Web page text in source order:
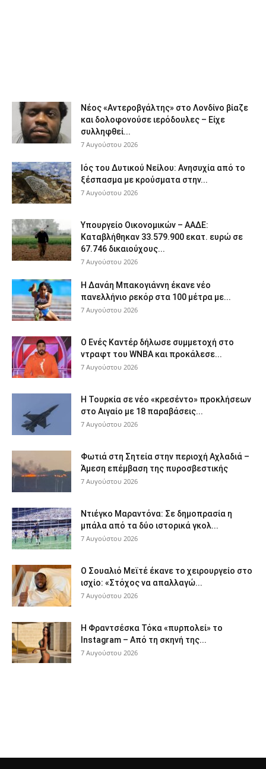
Νέος «Αντεροβγάλτης» στο Λονδίνο βίαζε
και δολοφονούσε ιερόδουλες – Είχε
συλληφθεί...
7 Αυγούστου 2026
Ιός του Δυτικού Νείλου: Ανησυχία από το
ξέσπασμα με κρούσματα στην...
7 Αυγούστου 2026
Υπουργείο Οικονομικών – ΑΑΔΕ:
Καταβλήθηκαν 33.579.900 εκατ. ευρώ σε
67.746 δικαιούχους...
7 Αυγούστου 2026
Η Δανάη Μπακογιάννη έκανε νέο
πανελλήνιο ρεκόρ στα 100 μέτρα με...
7 Αυγούστου 2026
Ο Ενές Καντέρ δήλωσε συμμετοχή στο
ντραφτ του WNBA και προκάλεσε...
7 Αυγούστου 2026
Η Τουρκία σε νέο «κρεσέντο» προκλήσεων
στο Αιγαίο με 18 παραβάσεις...
7 Αυγούστου 2026
Φωτιά στη Σητεία στην περιοχή Αχλαδιά –
Άμεση επέμβαση της πυροσβεστικής
7 Αυγούστου 2026
Ντιέγκο Μαραντόνα: Σε δημοπρασία η
μπάλα από τα δύο ιστορικά γκολ...
7 Αυγούστου 2026
Ο Σουαλιό Μεϊτέ έκανε το χειρουργείο στο
ισχίο: «Στόχος να απαλλαγώ...
7 Αυγούστου 2026
Η Φραντσέσκα Τόκα «πυρπολεί» το
Instagram – Από τη σκηνή της...
7 Αυγούστου 2026